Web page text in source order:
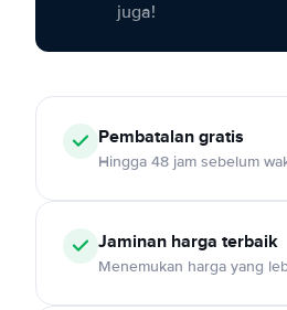
juga!
Pembatalan gratis
Hingga 48 jam sebelum
Jaminan harga terbaik
Menemukan harga yang